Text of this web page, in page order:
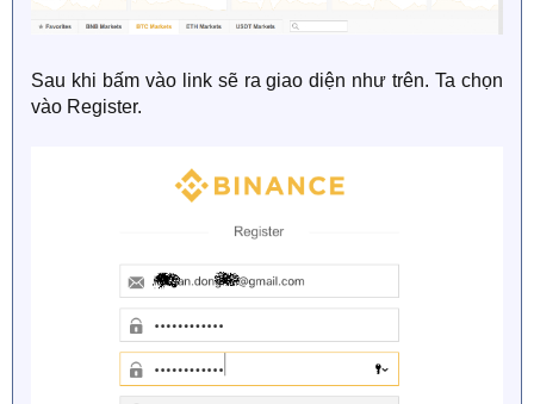
Sau khi bấm vào link sẽ ra giao diện như trên. Ta chọn
vào Register.